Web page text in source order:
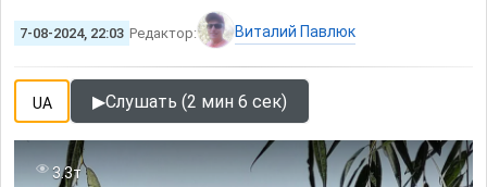
7-08-2024, 22:03 Редактор: Виталий Павлюк
UA ▶Слушать (2 мин 6 сек)
3.3т